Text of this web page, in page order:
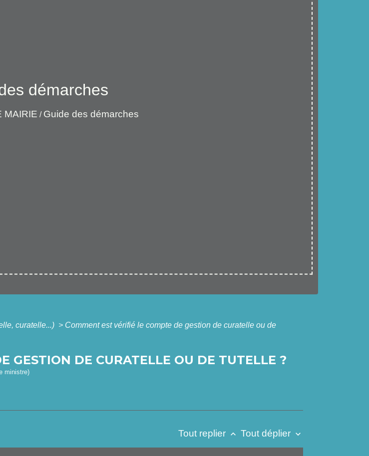
démarches
MAIRIE / Guide des démarches
curatelle...) > Comment est vérifié le compte de gestion de curatelle ou de
GESTION DE CURATELLE OU DE TUTELLE ?
ministre)
Tout replier keyboard_arrow_up Tout déplier keyboard_arrow_down